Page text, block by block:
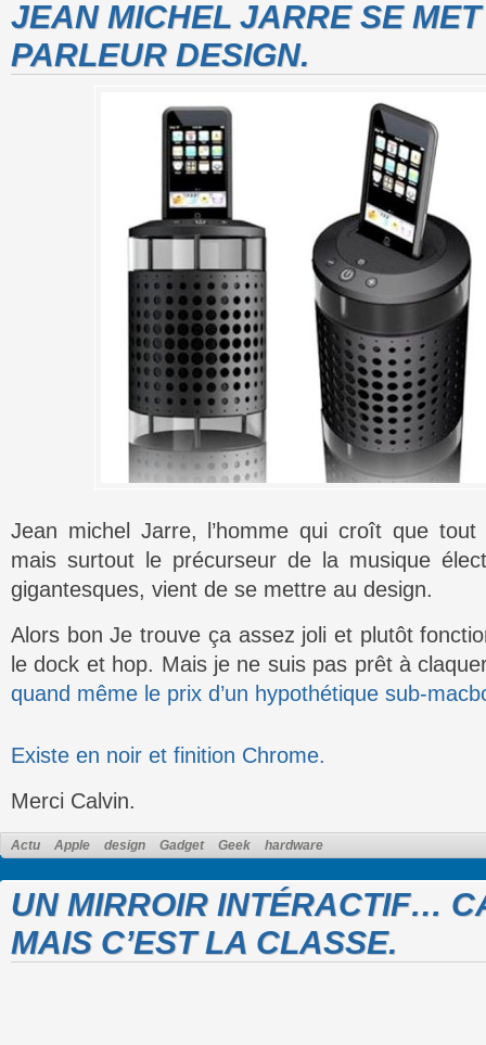
JEAN MICHEL JARRE SE
PARLEUR DESIGN.
Jean michel Jarre, l’homme qui croît que
mais surtout le précurseur de la musique
gigantesques, vient de se mettre au design.
Alors bon Je trouve ça assez joli et plutôt
le dock et hop. Mais je ne suis pas prêt à
quand même le prix d’un hypothétique sub-
Existe en noir et finition Chrome.
Merci Calvin.
Actu Apple design Gadget Geek hardware
UN MIRROIR INTÉRACTIF…
MAIS C’EST LA CLASSE.